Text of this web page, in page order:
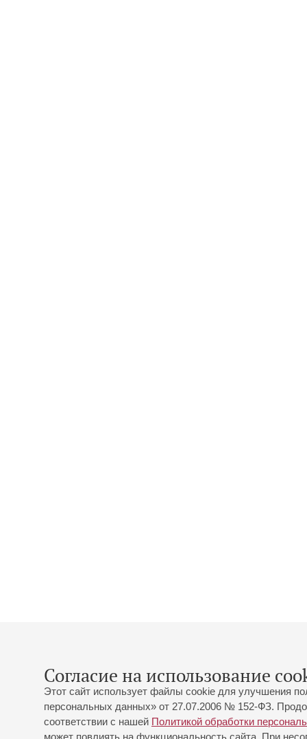
Согласие на использование
Этот сайт использует файлы cookie для улучшения
персональных данных» от 27.07.2006 № 152-ФЗ.
соответствии с нашей Политикой обработки
может повлиять на функциональность сайта. При